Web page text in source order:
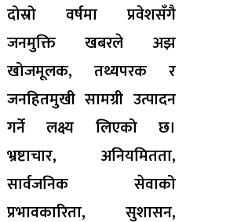
दोस्रो वर्षमा प्रवेशसँगै
जनमुक्ति खबरले अझ
खोजमूलक, तथ्यपरक र
जनहितमुखी सामग्री उत्पादन
गर्ने लक्ष्य लिएको छ।
भ्रष्टाचार, अनियमितता,
सार्वजनिक सेवाको
प्रभावकारिता, सुशासन,